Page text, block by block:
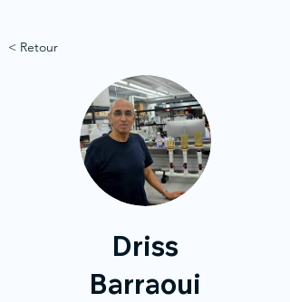
< Retour
Driss
Barraoui